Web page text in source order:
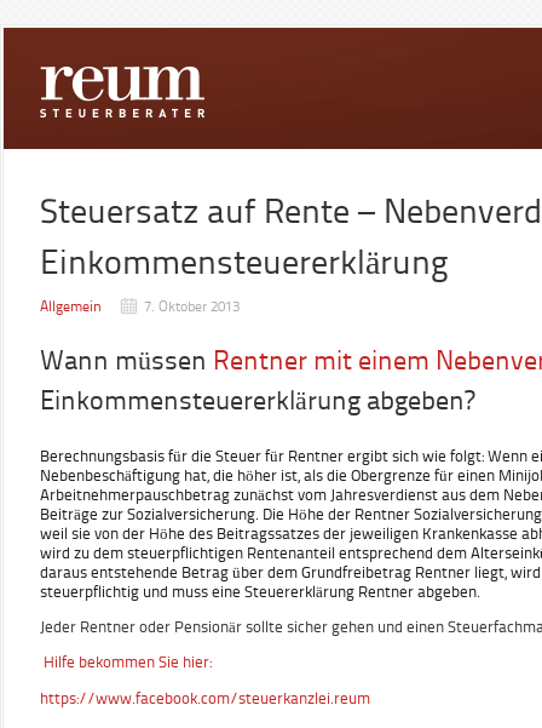
Steuersatz auf Rente –
Einkommensteuererklärung
Allgemein 7. Oktober 2013
Wann müssen Rentner mit einem
Einkommensteuererklärung abgeben?
Berechnungsbasis für die Steuer für Rentner ergibt sich wie folgt: Wenn
Nebenbeschäftigung hat, die höher ist, als die Obergrenze für einen
Arbeitnehmerpauschbetrag zunächst vom Jahresverdienst aus dem
Beiträge zur Sozialversicherung. Die Höhe der Rentner
weil sie von der Höhe des Beitragssatzes der jeweiligen Krankenkasse
wird zu dem steuerpflichtigen Rentenanteil entsprechend dem
daraus entstehende Betrag über dem Grundfreibetrag Rentner liegt,
steuerpflichtig und muss eine Steuererklärung Rentner abgeben.
Jeder Rentner oder Pensionär sollte sicher gehen und einen
Hilfe bekommen Sie hier:
https://www.facebook.com/steuerkanzlei.reum